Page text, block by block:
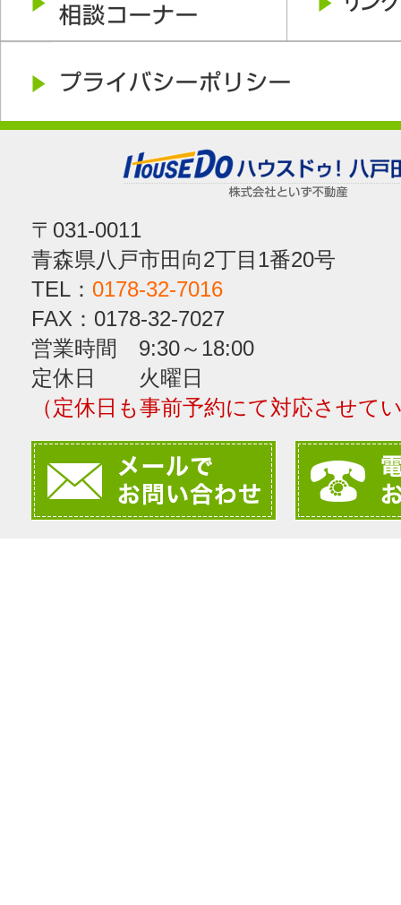
〒031-0011
青森県八戸市田向2丁目1番20号
TEL： 0178-32-7016
FAX：0178-32-7027
営業時間 9:30～18:00
定休日 火曜日
（定休日も事前予約にて対応させて